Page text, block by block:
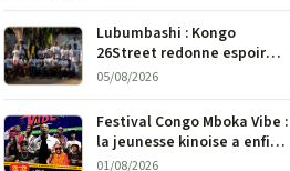
Lubumbashi : Kongo
26Street redonne espoir
aux enfants de la rue par
05/08/2026
Festival Congo Mboka Vibe :
la jeunesse kinoise a enfin
sa plateforme de culture
01/08/2026